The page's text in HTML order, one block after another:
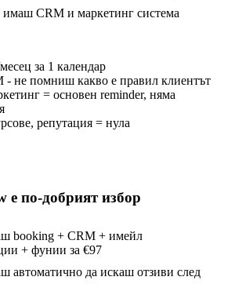
имаш CRM и маркетинг система
за 1 календар
- не помниш какво е правил клиентът
= основен reminder, няма
репутация = нула
е по-добрият избор
booking + CRM + имейл
+ фунии за €97
автоматично да искаш отзиви след